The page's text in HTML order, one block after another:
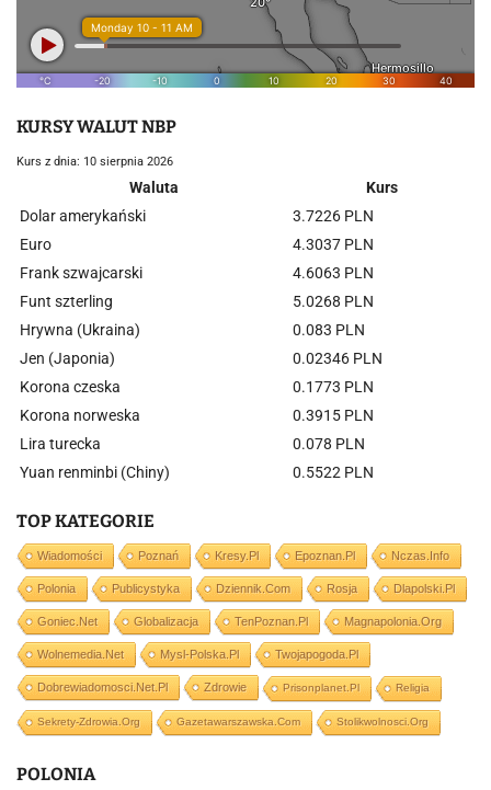
KURSY WALUT NBP
Kurs z dnia: 10 sierpnia 2026
Waluta
Kurs
Dolar amerykański
3.7226 PLN
Euro
4.3037 PLN
Frank szwajcarski
4.6063 PLN
Funt szterling
5.0268 PLN
Hrywna (Ukraina)
0.083 PLN
Jen (Japonia)
0.02346 PLN
Korona czeska
0.1773 PLN
Korona norweska
0.3915 PLN
Lira turecka
0.078 PLN
Yuan renminbi (Chiny)
0.5522 PLN
TOP KATEGORIE
Wiadomości Poznań Kresy.pl Epoznan.pl Nczas.info
Polonia Publicystyka Dziennik.com Rosja Dlapolski.pl
Goniec.net Globalizacja TenPoznan.pl Magnapolonia.org
Wolnemedia.net Mysl-Polska.pl Twojapogoda.pl
Dobrewiadomosci.net.pl Zdrowie Prisonplanet.pl Religia
Sekrety-Zdrowia.org Gazetawarszawska.com Stolikwolnosci.org
POLONIA